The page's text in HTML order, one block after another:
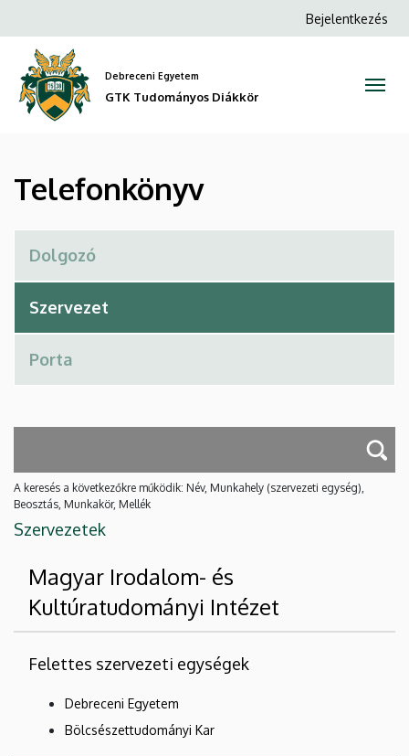
GTK
Tudományos
Diákkör
a
tartalomra
Anonim
Bejelentkezés
Debreceni Egyetem
GTK Tudományos Diákkör
Telefonkönyv
A keresés a következőkre működik: Név, Munkahely (szervezeti egység),
Beosztás, Munkakör, Mellék
Szervezetek
Magyar Irodalom- és
Kultúratudományi Intézet
Felettes szervezeti egységek
Debreceni Egyetem
Bölcsészettudományi Kar